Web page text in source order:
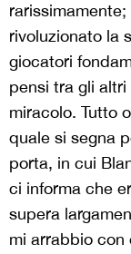
rivoluzionato la
giocatori
pensi tra gli
miracolo. Tutto
quale si segna
porta, in cui
ci informa che
supera
mi arrabbio